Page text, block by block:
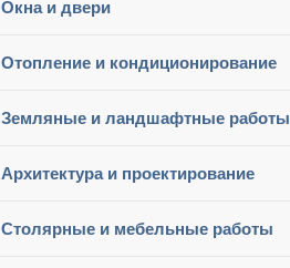
Окна и двери
Отопление и кондиционирование
Земляные и ландшафтные работы
Архитектура и проектирование
Столярные и мебельные работы